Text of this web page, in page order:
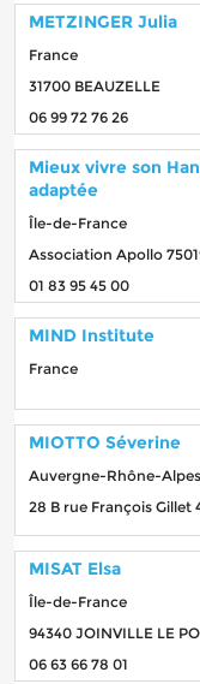
METZINGER Julia
France
31700 BEAUZELLE
06 99 72 76 26
Mieux vivre son
adaptée
Île-de-France
Association Apollo
01 83 95 45 00
MIND Institute
France
MIOTTO Séverine
Auvergne-Rhône-Alpes
28 B rue François Gillet
MISAT Elsa
Île-de-France
94340 JOINVILLE LE
06 63 66 78 01